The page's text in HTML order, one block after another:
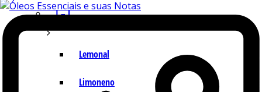
I – L
Lemonal
Limoneno